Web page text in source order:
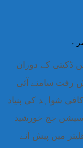
ڈکیتی کے دوران
رفت سامنے آئی
شواہد کی بنیاد
سیشن جج خورشید
میں پیش آنے